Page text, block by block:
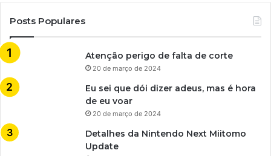
Posts Populares
Atenção perigo de falta de corte
20 de março de 2024
Eu sei que dói dizer adeus, mas é hora
de eu voar
20 de março de 2024
Detalhes da Nintendo Next Miitomo
Update